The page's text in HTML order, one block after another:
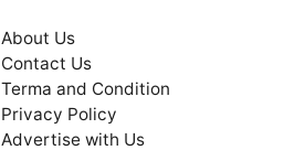
About Us
Contact Us
Terma and Condition
Privacy Policy
Advertise with Us